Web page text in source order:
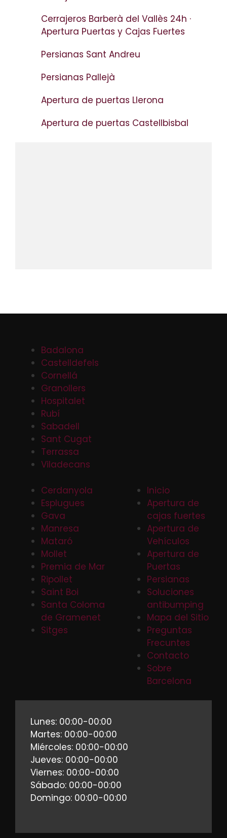
Cerrajeros Barberà del Vallès 24h ·
Apertura Puertas y Cajas Fuertes
Persianas Sant Andreu
Persianas Pallejà
Apertura de puertas Llerona
Apertura de puertas Castellbisbal
Badalona
Castelldefels
Cornellá
Granollers
Hospitalet
Rubí
Sabadell
Sant Cugat
Terrassa
Viladecans
Cerdanyola
Esplugues
Gava
Manresa
Mataró
Mollet
Premia de Mar
Ripollet
Saint Boi
Santa Coloma
de Gramenet
Sitges
Inicio
Apertura de
cajas fuertes
Apertura de
Vehículos
Apertura de
Puertas
Persianas
Soluciones
antibumping
Mapa del Sitio
Preguntas
Frecuntes
Contacto
Sobre
Barcelona
Lunes: 00:00-00:00
Martes: 00:00-00:00
Miércoles: 00:00-00:00
Jueves: 00:00-00:00
Viernes: 00:00-00:00
Sábado: 00:00-00:00
Domingo: 00:00-00:00